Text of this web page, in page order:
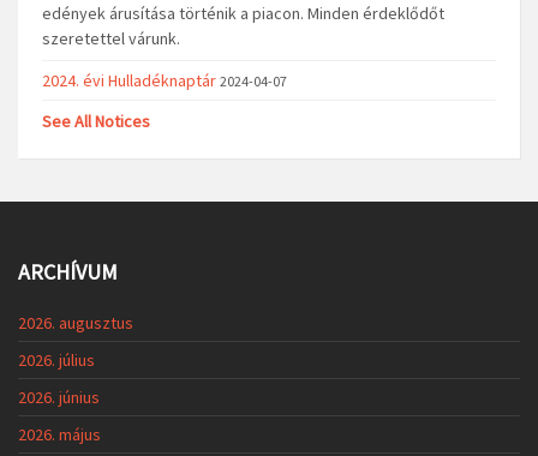
edények árusítása történik a piacon. Minden érdeklődőt
szeretettel várunk.
2024. évi Hulladéknaptár 2024-04-07
See All Notices
ARCHÍVUM
2026. augusztus
2026. július
2026. június
2026. május